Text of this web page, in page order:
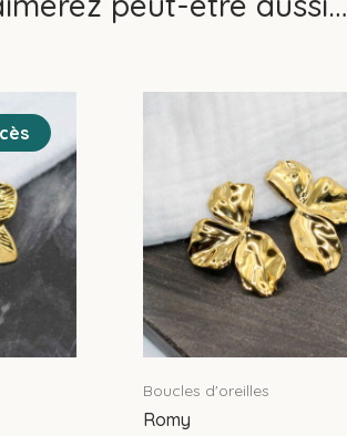
Boucles d'oreilles
Romy